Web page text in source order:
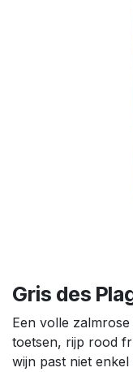
Gris des
Een volle
toetsen, rijp rood
wijn past niet